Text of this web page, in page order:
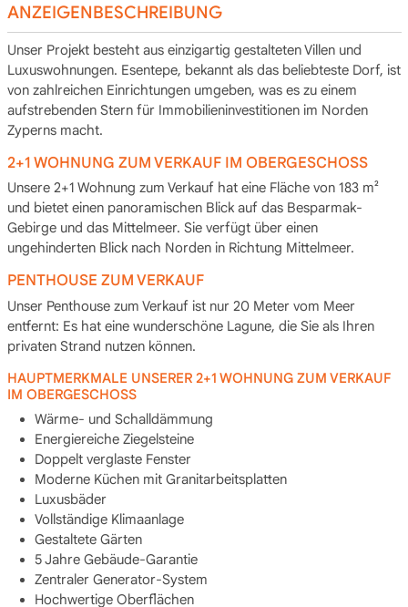
ANZEIGENBESCHREIBUNG
Unser Projekt besteht aus einzigartig gestalteten Villen und
Luxuswohnungen. Esentepe, bekannt als das beliebteste Dorf, ist
von zahlreichen Einrichtungen umgeben, was es zu einem
aufstrebenden Stern für Immobilieninvestitionen im Norden
Zyperns macht.
2+1 WOHNUNG ZUM VERKAUF IM OBERGESCHOSS
Unsere 2+1 Wohnung zum Verkauf hat eine Fläche von 183 m²
und bietet einen panoramischen Blick auf das Besparmak-
Gebirge und das Mittelmeer. Sie verfügt über einen
ungehinderten Blick nach Norden in Richtung Mittelmeer.
PENTHOUSE ZUM VERKAUF
Unser Penthouse zum Verkauf ist nur 20 Meter vom Meer
entfernt: Es hat eine wunderschöne Lagune, die Sie als Ihren
privaten Strand nutzen können.
HAUPTMERKMALE UNSERER 2+1 WOHNUNG ZUM VERKAUF
IM OBERGESCHOSS
Wärme- und Schalldämmung
Energiereiche Ziegelsteine
Doppelt verglaste Fenster
Moderne Küchen mit Granitarbeitsplatten
Luxusbäder
Vollständige Klimaanlage
Gestaltete Gärten
5 Jahre Gebäude-Garantie
Zentraler Generator-System
Hochwertige Oberflächen